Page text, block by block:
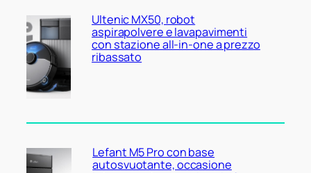
Ultenic MX50, robot
aspirapolvere e lavapavimenti
con stazione all-in-one a prezzo
ribassato
Lefant M5 Pro con base
autosvuotante, occasione